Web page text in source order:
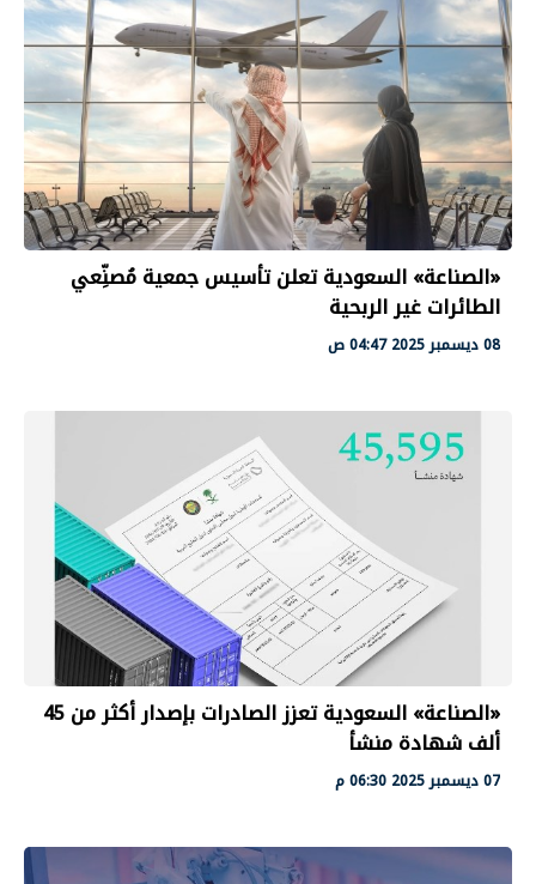
«الصناعة» السعودية تعلن تأسيس جمعية مُصنِّعي
الطائرات غير الربحية
08 ديسمبر 2025 04:47 ص
«الصناعة» السعودية تعزز الصادرات بإصدار أكثر من 45
ألف شهادة منشأ
07 ديسمبر 2025 06:30 م